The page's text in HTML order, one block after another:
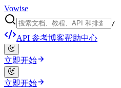
Vowise
/
API 参考博客帮助中心
立即开始
立即开始